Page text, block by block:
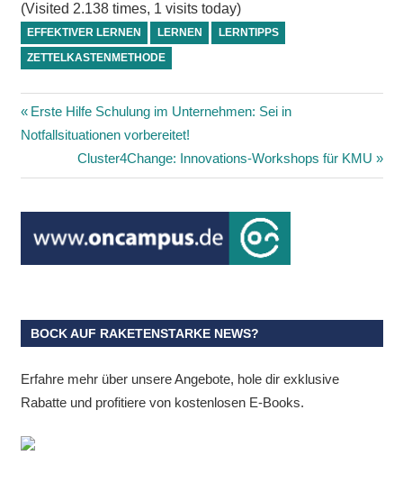
(Visited 2.138 times, 1 visits today)
EFFEKTIVER LERNEN LERNEN LERNTIPPS
ZETTELKASTENMETHODE
Beitragsnavigation
Vorheriger
Beitrag:
Erste Hilfe Schulung im Unternehmen: Sei in
Notfallsituationen vorbereitet!
Nächster
Beitrag:
Cluster4Change: Innovations-Workshops für KMU
BOCK AUF RAKETENSTARKE NEWS?
Erfahre mehr über unsere Angebote, hole dir exklusive
Rabatte und profitiere von kostenlosen E-Books.